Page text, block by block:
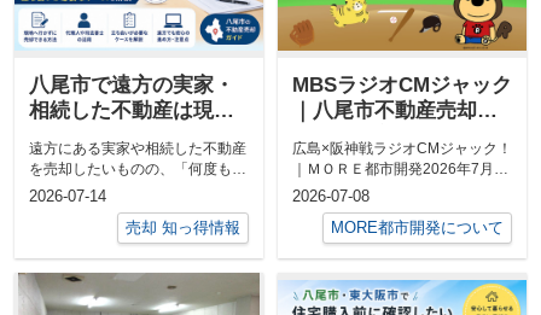
八尾市で遠方の実家・
相続した不動産は現地
へ行かずに売却でき
る？立ち会いが必要な
ケースも解説
遠方にある実家や相続した不動産
を売却したいものの、「何度も現
地へ行く時間がない」「遠方なの
2026-07-14
売却 知っ得情報
MBSラジオCMジャック
｜八尾市不動産売却｜
MORE都市開発｜2026
年7月19日17時59分放送
開始！！
広島×阪神戦ラジオCMジャック！
｜ＭＯＲＥ都市開発2026年7月19
日（日）「広島×阪神」戦がマツ
2026-07-08
MORE都市開発について